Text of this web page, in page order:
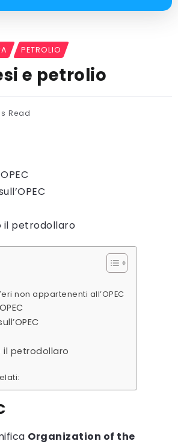
PETROLIO
e petrolio
Read
il petrodollaro
non appartenenti all’OPEC
il petrodollaro
Organization of the